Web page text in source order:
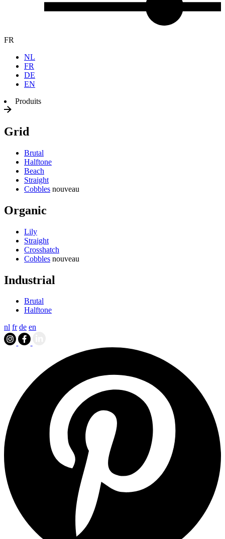
FR
NL
FR
DE
EN
Produits
Grid
Brutal
Halftone
Beach
Straight
Cobbles nouveau
Organic
Lily
Straight
Crosshatch
Cobbles nouveau
Industrial
Brutal
Halftone
nl fr de en